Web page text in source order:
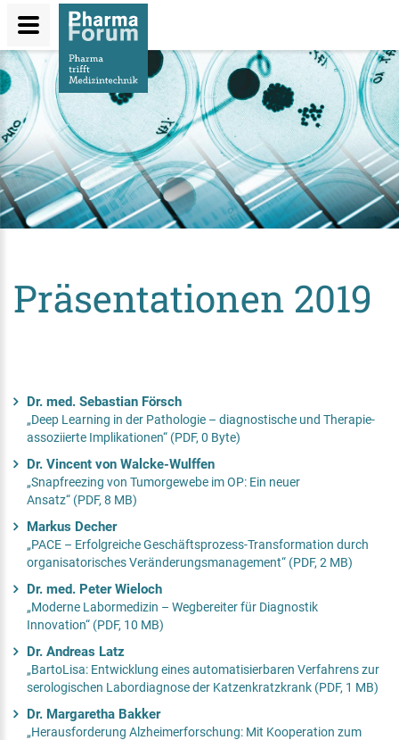
Direkt
zum
Inhalt
Präsentationen 2019
Dr. med. Sebastian Försch
„Deep Learning in der Pathologie – diagnostische und Therapie-
assoziierte Implikationen“ (PDF, 0 Byte)
Dr. Vincent von Walcke-Wulffen
„Snapfreezing von Tumorgewebe im OP: Ein neuer
Ansatz“ (PDF, 8 MB)
Markus Decher
„PACE – Erfolgreiche Geschäftsprozess-Transformation durch
organisatorisches Veränderungsmanagement“ (PDF, 2 MB)
Dr. med. Peter Wieloch
„Moderne Labormedizin – Wegbereiter für Diagnostik
Innovation“ (PDF, 10 MB)
Dr. Andreas Latz
„BartoLisa: Entwicklung eines automatisierbaren Verfahrens zur
serologischen Labordiagnose der Katzenkratzkrank (PDF, 1 MB)
Dr. Margaretha Bakker
„Herausforderung Alzheimerforschung: Mit Kooperation zum